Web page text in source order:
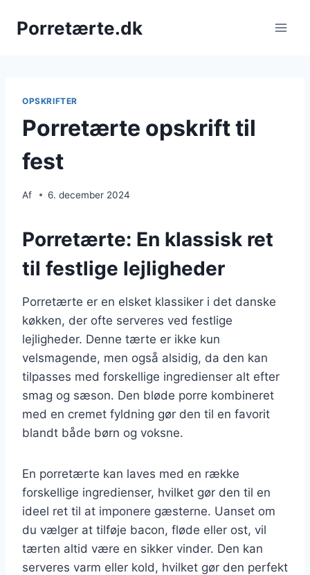
Porretærte.dk
OPSKRIFTER
Porretærte opskrift til
fest
Af 6. december 2024
Porretærte: En klassisk ret
til festlige lejligheder
Porretærte er en elsket klassiker i det danske
køkken, der ofte serveres ved festlige
lejligheder. Denne tærte er ikke kun
velsmagende, men også alsidig, da den kan
tilpasses med forskellige ingredienser alt efter
smag og sæson. Den bløde porre kombineret
med en cremet fyldning gør den til en favorit
blandt både børn og voksne.
En porretærte kan laves med en række
forskellige ingredienser, hvilket gør den til en
ideel ret til at imponere gæsterne. Uanset om
du vælger at tilføje bacon, fløde eller ost, vil
tærten altid være en sikker vinder. Den kan
serveres varm eller kold, hvilket gør den perfekt